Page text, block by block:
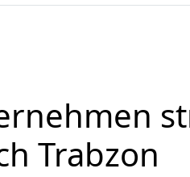
Trabzon